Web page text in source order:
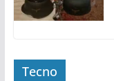
Tecno